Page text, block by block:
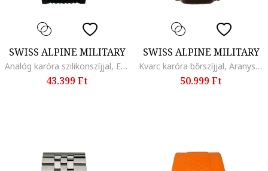
SWISS ALPINE MILITARY
Analóg karóra szilikonszíjjal, Ezüstszín/Fekete
43.399 Ft
SWISS ALPINE MILITARY
Kvarc karóra bőrszíjjal, Aranyszín/Konyakbarna
50.999 Ft